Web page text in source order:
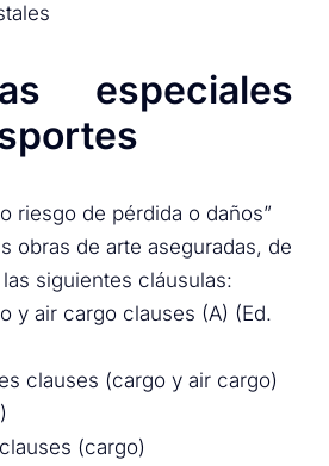
especiales
riesgo de pérdida o daños”
obras de arte aseguradas, de
siguientes cláusulas:
y air cargo clauses (A) (Ed.
clauses (cargo y air cargo)
(cargo)